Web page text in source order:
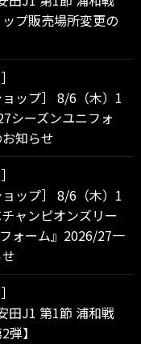
プ販売場所変更の
ョップ］ 8/6（木）1
シーズンユニフォ
知らせ
ョップ］ 8/6（木）1
ャンピオンズリー
ォーム』2026/27一
田J1 第1節 浦和戦
】